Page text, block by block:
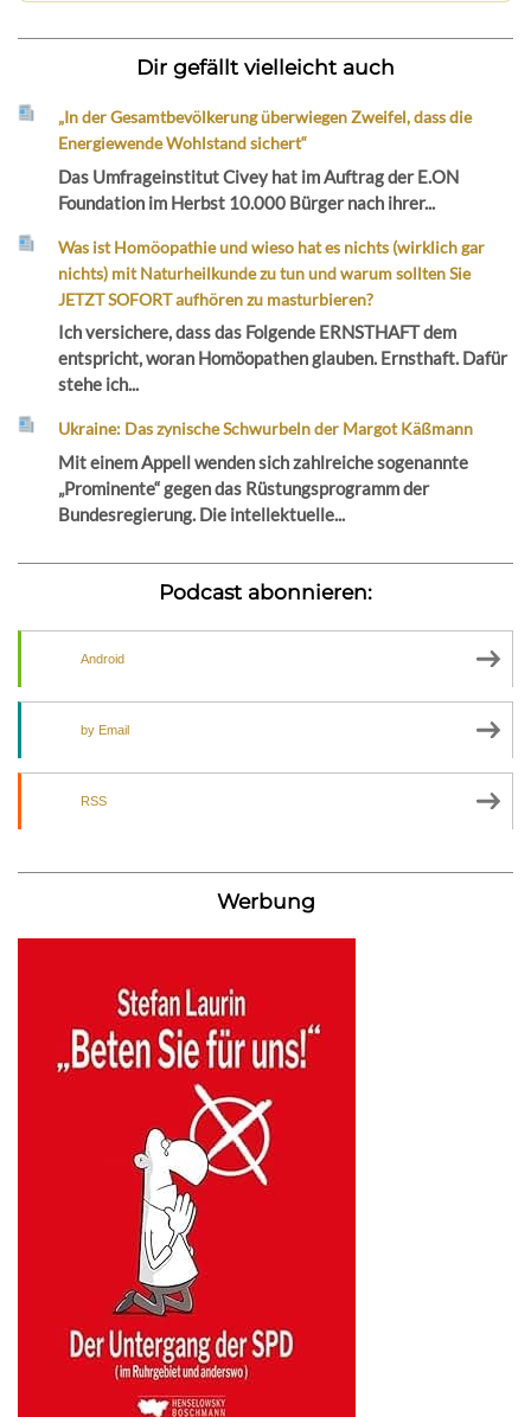
Dir gefällt vielleicht auch
„In der Gesamtbevölkerung überwiegen Zweifel, dass die
Energiewende Wohlstand sichert“
Das Umfrageinstitut Civey hat im Auftrag der E.ON
Foundation im Herbst 10.000 Bürger nach ihrer...
Was ist Homöopathie und wieso hat es nichts (wirklich gar
nichts) mit Naturheilkunde zu tun und warum sollten Sie
JETZT SOFORT aufhören zu masturbieren?
Ich versichere, dass das Folgende ERNSTHAFT dem
entspricht, woran Homöopathen glauben. Ernsthaft. Dafür
stehe ich...
Ukraine: Das zynische Schwurbeln der Margot Käßmann
Mit einem Appell wenden sich zahlreiche sogenannte
„Prominente“ gegen das Rüstungsprogramm der
Bundesregierung. Die intellektuelle...
Podcast abonnieren:
Android
by Email
RSS
Werbung